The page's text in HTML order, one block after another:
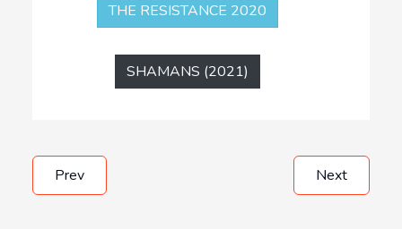
THE RESISTANCE 2020
SHAMANS (2021)
Prev Next